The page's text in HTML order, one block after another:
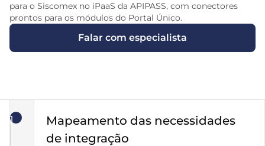
para o Siscomex no iPaaS da APIPASS, com conectores
prontos para os módulos do Portal Único.
Falar com especialista
1
Mapeamento das necessidades
de integração